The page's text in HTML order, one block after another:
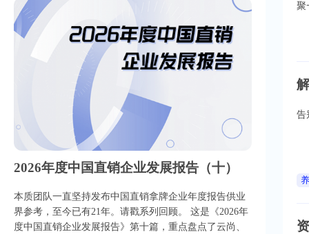
2026年度中国直销企业发展报告（十）
本质团队一直坚持发布中国直销拿牌企业年度报告供业
界参考，至今已有21年。请戳系列回顾。 这是《2026年
度中国直销企业发展报告》第十篇，重点盘点了云尚、
聚
告